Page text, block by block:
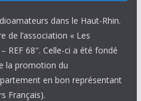
dans le Haut-Rhin.
de l’association « Les
REF 68″. Celle-ci a été fondé
la promotion du
en bon représentant
Français).